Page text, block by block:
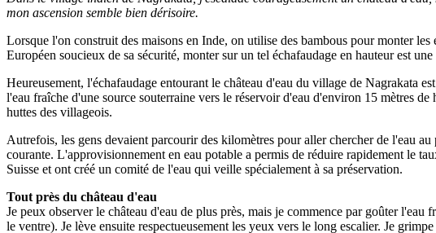
mon ascension semble bien dérisoire.
Lorsque l'on construit des maisons en Inde, on utilise des bambous pour monter
Européen soucieux de sa sécurité, monter sur un tel échafaudage en hauteur est une
Heureusement, l'échafaudage entourant le château d'eau du village de Nagrakata
l'eau fraîche d'une source souterraine vers le réservoir d'eau d'environ 15 mètres
huttes des villageois.
Autrefois, les gens devaient parcourir des kilomètres pour aller chercher de l'eau
courante. L'approvisionnement en eau potable a permis de réduire rapidement le
Suisse et ont créé un comité de l'eau qui veille spécialement à sa préservation.
Tout près du château d'eau
Je peux observer le château d'eau de plus près, mais je commence par goûter
le ventre). Je lève ensuite respectueusement les yeux vers le long escalier. Je